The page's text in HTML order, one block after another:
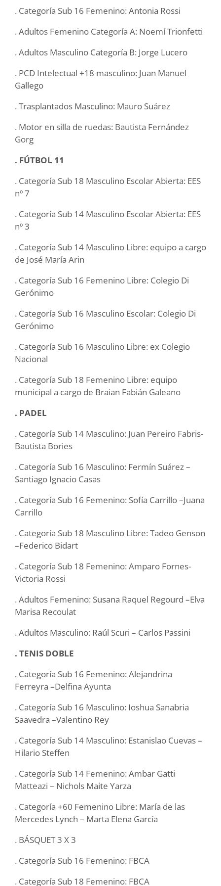
. Categoría Sub 16 Femenino: Antonia Rossi
. Adultos Femenino Categoría A: Noemí Trionfetti
. Adultos Masculino Categoría B: Jorge Lucero
. PCD Intelectual +18 masculino: Juan Manuel
Gallego
. Trasplantados Masculino: Mauro Suárez
. Motor en silla de ruedas: Bautista Fernández
Gorg
. FÚTBOL 11
. Categoría Sub 18 Masculino Escolar Abierta: EES
nº 7
. Categoría Sub 14 Masculino Escolar Abierta: EES
nº 3
. Categoría Sub 14 Masculino Libre: equipo a cargo
de José María Arin
. Categoría Sub 16 Femenino Libre: Colegio Di
Gerónimo
. Categoría Sub 16 Masculino Escolar: Colegio Di
Gerónimo
. Categoría Sub 16 Masculino Libre: ex Colegio
Nacional
. Categoría Sub 18 Femenino Libre: equipo
municipal a cargo de Braian Fabián Galeano
. PADEL
. Categoría Sub 14 Masculino: Juan Pereiro Fabris-
Bautista Bories
. Categoría Sub 16 Masculino: Fermín Suárez –
Santiago Ignacio Casas
. Categoría Sub 16 Femenino: Sofía Carrillo –Juana
Carrillo
. Categoría Sub 18 Masculino Libre: Tadeo Genson
–Federico Bidart
. Categoría Sub 18 Femenino: Amparo Fornes-
Victoria Rossi
. Adultos Femenino: Susana Raquel Regourd –Elva
Marisa Recoulat
. Adultos Masculino: Raúl Scuri – Carlos Passini
. TENIS DOBLE
. Categoría Sub 16 Femenino: Alejandrina
Ferreyra –Delfina Ayunta
. Categoría Sub 16 Masculino: Ioshua Sanabria
Saavedra –Valentino Rey
. Categoría Sub 14 Masculino: Estanislao Cuevas –
Hilario Steffen
. Categoría Sub 14 Femenino: Ambar Gatti
Matteazi – Nichols Maite Yarza
. Categoría +60 Femenino Libre: María de las
Mercedes Lynch – Marta Elena García
. BÁSQUET 3 X 3
. Categoría Sub 16 Femenino: FBCA
. Categoría Sub 18 Femenino: FBCA